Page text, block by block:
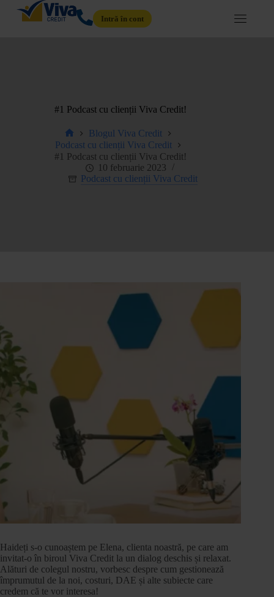
Intră în cont
#1 Podcast cu clienții Viva Credit!
Blogul Viva Credit
Podcast cu clienții Viva Credit
#1 Podcast cu clienții Viva Credit!
10 februarie 2023
Podcast cu clienții Viva Credit
Haideți s-o cunoaștem pe Elena, clienta noastră, pe care am
invitat-o în biroul Viva Credit la un dialog deschis și relaxat.
Alături de colegul nostru, vorbesc despre cum gestionează
împrumutul de la noi, costuri, DAE și alte subiecte care
credem că te vor interesa!